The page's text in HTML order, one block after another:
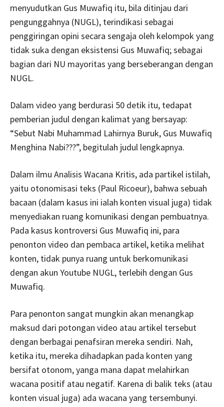
menyudutkan Gus Muwafiq itu, bila ditinjau dari
pengunggahnya (NUGL), terindikasi sebagai
penggiringan opini secara sengaja oleh kelompok yang
tidak suka dengan eksistensi Gus Muwafiq; sebagai
bagian dari NU mayoritas yang berseberangan dengan
NUGL.
Dalam video yang berdurasi 50 detik itu, tedapat
pemberian judul dengan kalimat yang bersayap:
“Sebut Nabi Muhammad Lahirnya Buruk, Gus Muwafiq
Menghina Nabi???”, begitulah judul lengkapnya.
Dalam ilmu Analisis Wacana Kritis, ada partikel istilah,
yaitu otonomisasi teks (Paul Ricoeur), bahwa sebuah
bacaan (dalam kasus ini ialah konten visual juga) tidak
menyediakan ruang komunikasi dengan pembuatnya.
Pada kasus kontroversi Gus Muwafiq ini, para
penonton video dan pembaca artikel, ketika melihat
konten, tidak punya ruang untuk berkomunikasi
dengan akun Youtube NUGL, terlebih dengan Gus
Muwafiq.
Para penonton sangat mungkin akan menangkap
maksud dari potongan video atau artikel tersebut
dengan berbagai penafsiran mereka sendiri. Nah,
ketika itu, mereka dihadapkan pada konten yang
bersifat otonom, yanga mana dapat melahirkan
wacana positif atau negatif. Karena di balik teks (atau
konten visual juga) ada wacana yang tersembunyi.